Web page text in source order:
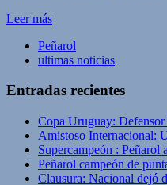
Leer más
Peñarol
ultimas noticias
Entradas recientes
Copa Uruguay:
Amistoso Internacional:
Supercampeón :
Peñarol campeón de
Clausura: Nacional dejó